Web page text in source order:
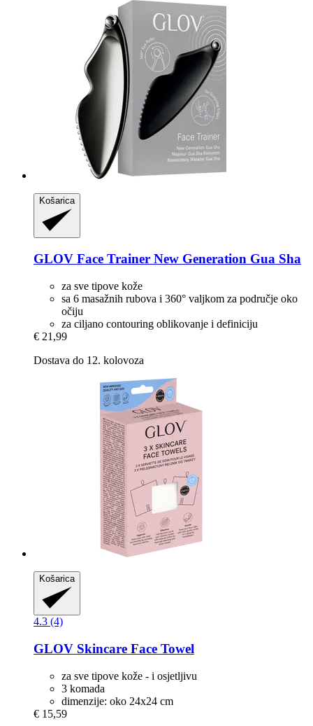
Košarica
GLOV Face Trainer New Generation Gua Sha
za sve tipove kože
sa 6 masažnih rubova i 360° valjkom za područje oko
očiju
za ciljano contouring oblikovanje i definiciju
€ 21,99
Dostava do 12. kolovoza
Košarica
4.3 (4)
GLOV Skincare Face Towel
za sve tipove kože - i osjetljivu
3 komada
dimenzije: oko 24x24 cm
€ 15,59